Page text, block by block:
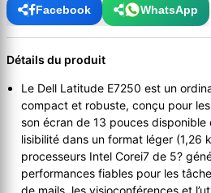
Facebook WhatsApp
Détails du produit
Le Dell Latitude E7250 est un
compact et robuste, conçu pour
son écran de 13 pouces disponible
lisibilité dans un format léger (1,26
processeurs Intel Corei7 de 5?
performances fiables pour les